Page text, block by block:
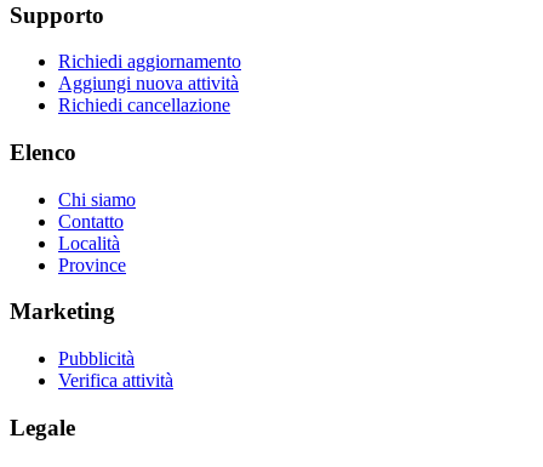
Supporto
Richiedi aggiornamento
Aggiungi nuova attività
Richiedi cancellazione
Elenco
Chi siamo
Contatto
Località
Province
Marketing
Pubblicità
Verifica attività
Legale